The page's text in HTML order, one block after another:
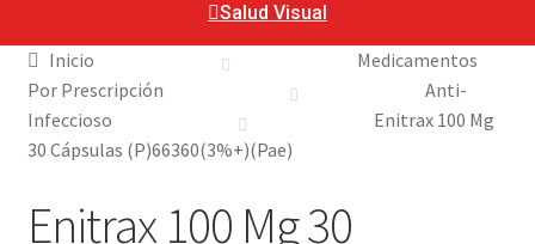
Salud Visual
Inicio
Medicamentos
Por Prescripción
Anti-
Infeccioso
Enitrax 100 Mg
30 Cápsulas (P)66360(3%+)(Pae)
Enitrax 100 Mg 30